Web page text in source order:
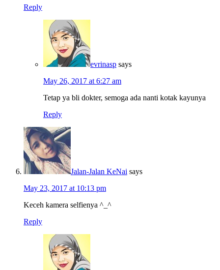
Reply
evrinasp says
May 26, 2017 at 6:27 am
Tetap ya bli dokter, semoga ada nanti kotak kayunya
Reply
Jalan-Jalan KeNai says
May 23, 2017 at 10:13 pm
Keceh kamera selfienya ^_^
Reply